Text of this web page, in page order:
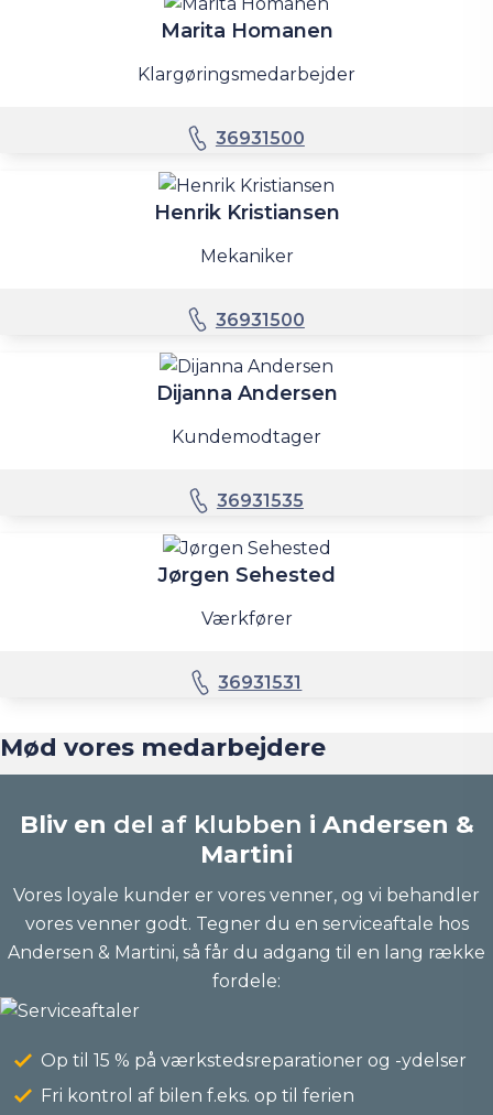
Marita Homanen
Klargøringsmedarbejder
36931500
Henrik Kristiansen
Mekaniker
36931500
Dijanna Andersen
Kundemodtager
36931535
Jørgen Sehested
Værkfører
36931531
Mød vores medarbejdere
Bliv en del af klubben i Andersen &
Martini
Vores loyale kunder er vores venner, og vi behandler
vores venner godt. Tegner du en serviceaftale hos
Andersen & Martini, så får du adgang til en lang række
fordele:
Op til 15 % på værkstedsreparationer og -ydelser
Fri kontrol af bilen f.eks. op til ferien